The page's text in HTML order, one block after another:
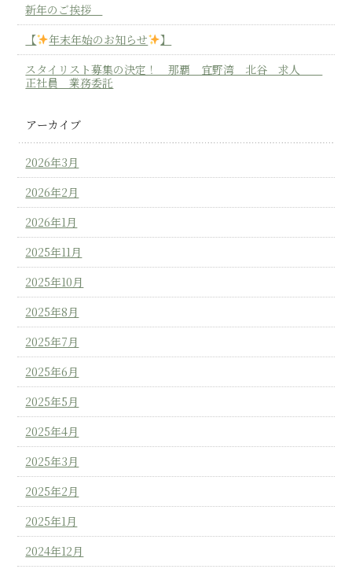
新年のご挨拶
【
年末年始のお知らせ
】
スタイリスト募集の決定！ 那覇 宜野湾 北谷 求人
正社員 業務委託
アーカイブ
2026年3月
2026年2月
2026年1月
2025年11月
2025年10月
2025年8月
2025年7月
2025年6月
2025年5月
2025年4月
2025年3月
2025年2月
2025年1月
2024年12月